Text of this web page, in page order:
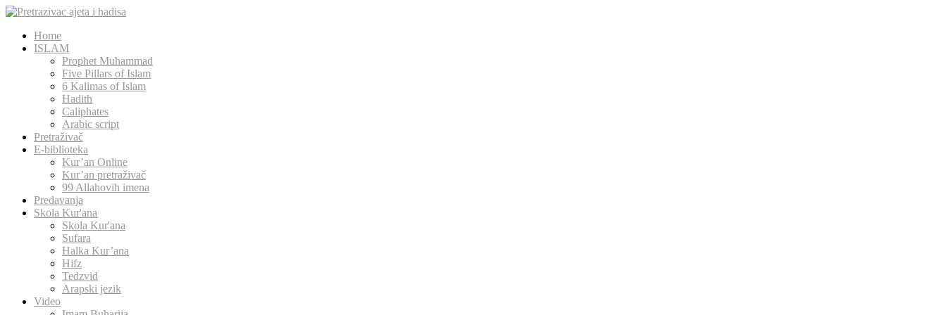
Home
ISLAM
Prophet Muhammad
Five Pillars of Islam
6 Kalimas of Islam
Hadith
Caliphates
Arabic script
Pretraživač
E-biblioteka
Kur’an Online
Kur’an pretraživač
99 Allahovih imena
Predavanja
Skola Kur'ana
Skola Kur'ana
Sufara
Halka Kur’ana
Hifz
Tedzvid
Arapski jezik
Video